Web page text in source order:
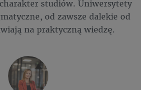
studiów. Uniwersytety
od zawsze dalekie od
na praktyczną wiedzę.